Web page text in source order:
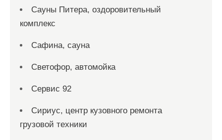
Сауны Питера, оздоровительный
комплекс
Сафина, сауна
Светофор, автомойка
Сервис 92
Сириус, центр кузовного ремонта
грузовой техники